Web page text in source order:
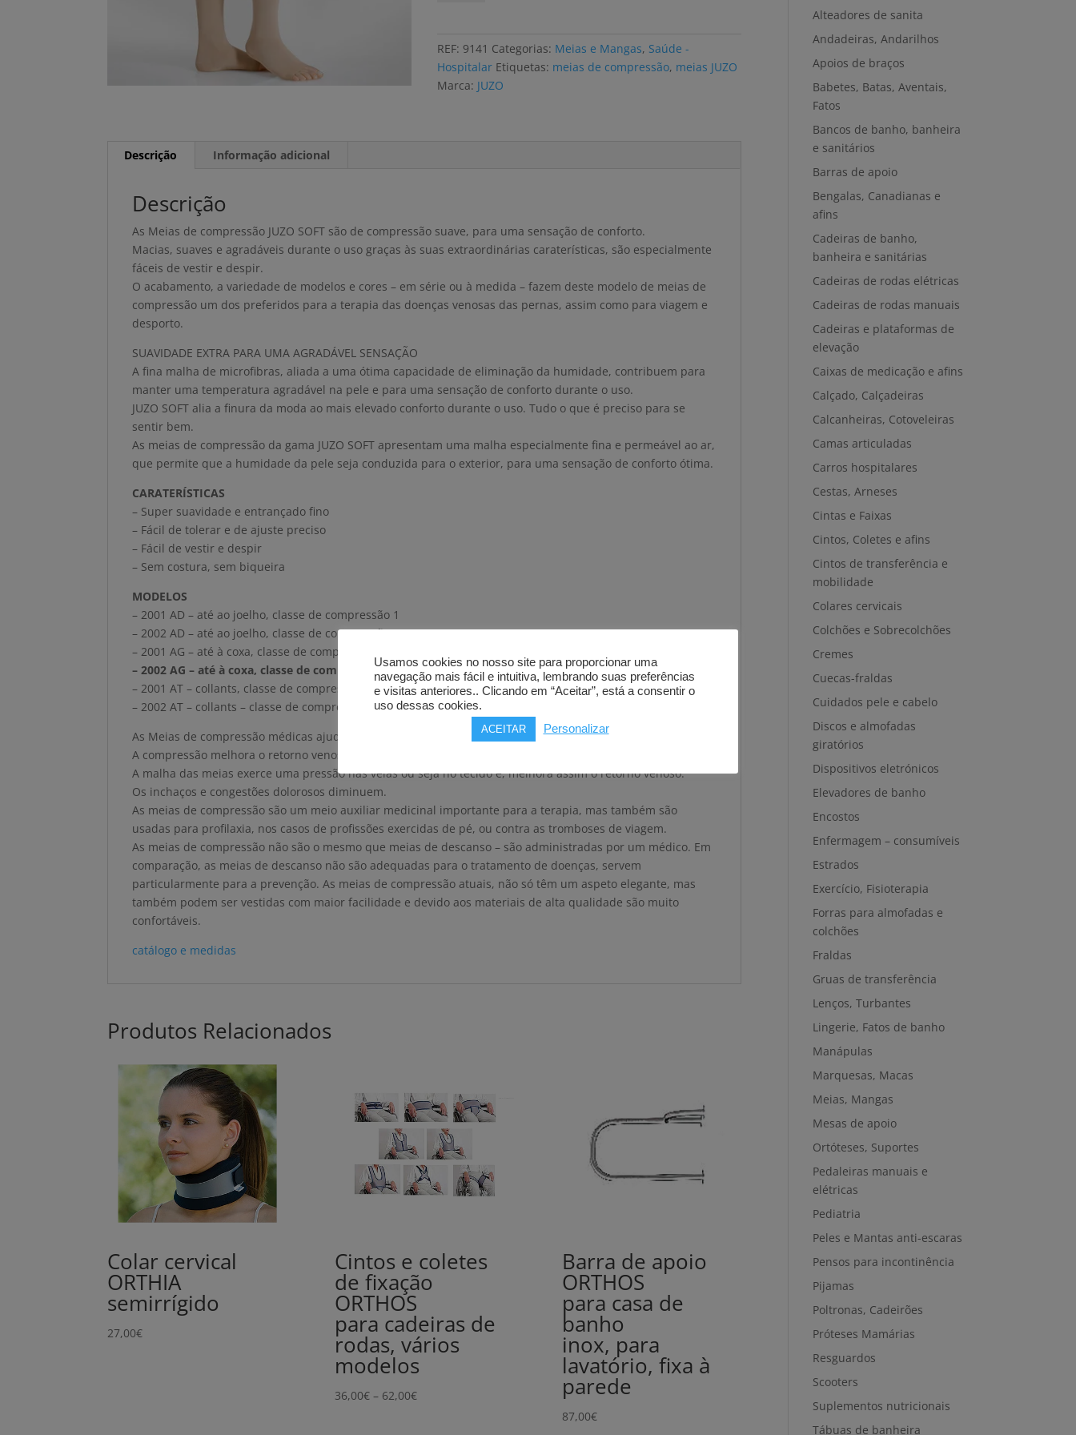
SOFT
REF: 9141 Categorias: Meias e Mangas, Saúde -
Hospitalar Etiquetas: meias de compressão, meias JUZO
Marca: JUZO
Descrição Informação adicional
Descrição
As Meias de compressão JUZO SOFT são de compressão suave, para uma sensação de conforto.
Macias, suaves e agradáveis durante o uso graças às suas extraordinárias caraterísticas, são especialmente
fáceis de vestir e despir.
O acabamento, a variedade de modelos e cores – em série ou à medida – fazem deste modelo de meias de
compressão um dos preferidos para a terapia das doenças venosas das pernas, assim como para viagem e
desporto.
SUAVIDADE EXTRA PARA UMA AGRADÁVEL SENSAÇÃO
A fina malha de microfibras, aliada a uma ótima capacidade de eliminação da humidade, contribuem para
manter uma temperatura agradável na pele e para uma sensação de conforto durante o uso.
JUZO SOFT alia a finura da moda ao mais elevado conforto durante o uso. Tudo o que é preciso para se
sentir bem.
As meias de compressão da gama JUZO SOFT apresentam uma malha especialmente fina e permeável ao ar,
que permite que a humidade da pele seja conduzida para o exterior, para uma sensação de conforto ótima.
CARATERÍSTICAS
– Super suavidade e entrançado fino
– Fácil de tolerar e de ajuste preciso
– Fácil de vestir e despir
– Sem costura, sem biqueira
MODELOS
– 2001 AD – até ao joelho, classe de compressão 1
– 2002 AD – até ao joelho, classe de compressão 2
– 2001 AG – até à coxa, classe de compressão 1 – banda de fixação em silicone com orla simples
– 2002 AG – até à coxa, classe de compressão 2 – banda de fixação em silicone com orla simples
– 2001 AT – collants, classe de compressão 1
– 2002 AT – collants – classe de compressão 2
As Meias de compressão médicas ajudam em doenças como varizes, linfedema ou lipedema.
A compressão melhora o retorno venoso e da linfa.
A malha das meias exerce uma pressão nas veias ou seja no tecido e, melhora assim o retorno venoso.
Os inchaços e congestões dolorosos diminuem.
As meias de compressão são um meio auxiliar medicinal importante para a terapia, mas também são
usadas para profilaxia, nos casos de profissões exercidas de pé, ou contra as tromboses de viagem.
As meias de compressão não são o mesmo que meias de descanso – são administradas por um médico. Em
comparação, as meias de descanso não são adequadas para o tratamento de doenças, servem
particularmente para a prevenção. As meias de compressão atuais, não só têm um aspeto elegante, mas
também podem ser vestidas com maior facilidade e devido aos materiais de alta qualidade são muito
confortáveis.
catálogo e medidas
Produtos Relacionados
Colar cervical
ORTHIA
semirrígido
27,00€
Cintos e coletes
de fixação
ORTHOS
para cadeiras de
rodas, vários
modelos
36,00€ – 62,00€Price
Barra de apoio
ORTHOS
para casa de
banho
inox, para
lavatório, fixa à
parede
87,00€
Alteadores de sanita
Andadeiras, Andarilhos
Apoios de braços
Babetes, Batas, Aventais,
Fatos
Bancos de banho, banheira
e sanitários
Barras de apoio
Bengalas, Canadianas e
afins
Cadeiras de banho,
banheira e sanitárias
Cadeiras de rodas elétricas
Cadeiras de rodas manuais
Cadeiras e plataformas de
elevação
Caixas de medicação e afins
Calçado, Calçadeiras
Calcanheiras, Cotoveleiras
Camas articuladas
Carros hospitalares
Cestas, Arneses
Cintas e Faixas
Cintos, Coletes e afins
Cintos de transferência e
mobilidade
Colares cervicais
Colchões e Sobrecolchões
Cremes
Cuecas-fraldas
Cuidados pele e cabelo
Discos e almofadas
giratórios
Dispositivos eletrónicos
Elevadores de banho
Encostos
Enfermagem – consumíveis
Estrados
Exercício, Fisioterapia
Forras para almofadas e
colchões
Fraldas
Gruas de transferência
Lenços, Turbantes
Lingerie, Fatos de banho
Manápulas
Marquesas, Macas
Meias, Mangas
Mesas de apoio
Ortóteses, Suportes
Pedaleiras manuais e
elétricas
Pediatria
Peles e Mantas anti-escaras
Pensos para incontinência
Pijamas
Poltronas, Cadeirões
Próteses Mamárias
Resguardos
Scooters
Suplementos nutricionais
Tábuas de banheira
Usamos cookies no nosso site para proporcionar uma
navegação mais fácil e intuitiva, lembrando suas preferências
e visitas anteriores.. Clicando em “Aceitar”, está a consentir o
uso dessas cookies.
ACEITAR Personalizar